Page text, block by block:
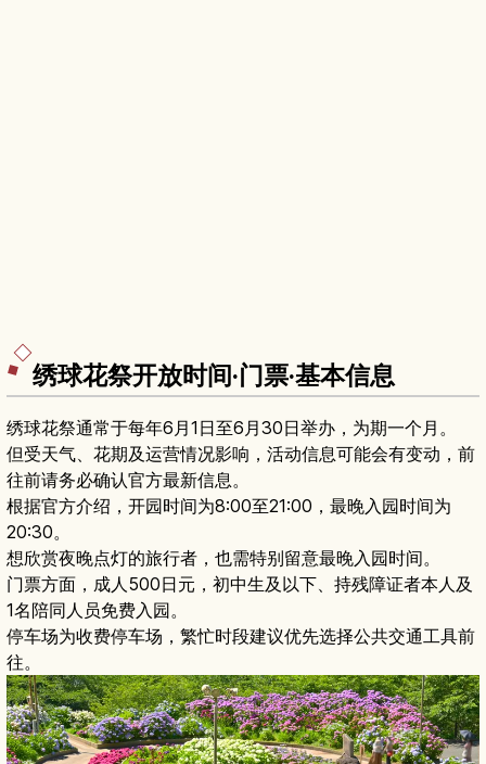
绣球花祭开放时间·门票·基本信息
绣球花祭通常于每年6月1日至6月30日举办，为期一个月。
但受天气、花期及运营情况影响，活动信息可能会有变动，前
往前请务必确认官方最新信息。
根据官方介绍，开园时间为8:00至21:00，最晚入园时间为
20:30。
想欣赏夜晚点灯的旅行者，也需特别留意最晚入园时间。
门票方面，成人500日元，初中生及以下、持残障证者本人及
1名陪同人员免费入园。
停车场为收费停车场，繁忙时段建议优先选择公共交通工具前
往。